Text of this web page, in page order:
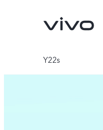
Y22s